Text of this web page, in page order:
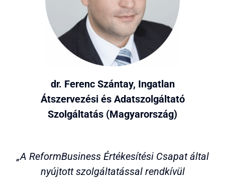
dr. Ferenc Szántay, Ingatlan
Átszervezési és Adatszolgáltató
Szolgáltatás (Magyarország)
„A ReformBusiness Értékesítési Csapat által
nyújtott szolgáltatással rendkívül